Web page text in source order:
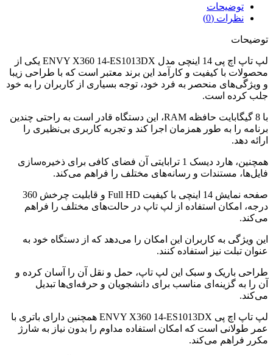
توضیحات
نظرات (0)
توضیحات
لپ تاپ اچ پی 14 اینچی مدل ENVY X360 14-ES1013DX یکی از
محصولات با کیفیت و کارآمد این برند معتبر است که با طراحی زیبا
و ویژگی‌های منحصر به فرد خود، توجه بسیاری از کاربران را به خود
جلب کرده است.
با 8 گیگابایت حافظه RAM، این دستگاه قادر است به راحتی چندین
برنامه را به طور همزمان اجرا کند و تجربه کاربری بی‌نظیری را
ارائه دهد.
همچنین، هارد دیسک 1 ترابایتی آن فضای کافی برای ذخیره‌سازی
فایل‌ها، مستندات و رسانه‌های مختلف را فراهم می‌کند.
صفحه نمایش 14 اینچی با کیفیت Full HD و قابلیت چرخش 360
درجه، امکان استفاده از لپ تاپ در حالت‌های مختلف را فراهم
می‌کند.
این ویژگی به کاربران این امکان را می‌دهد که از دستگاه خود به
عنوان تبلت نیز استفاده کنند.
طراحی باریک و سبک این لپ تاپ، حمل و نقل آن را آسان کرده و
آن را به گزینه‌ای مناسب برای دانشجویان و حرفه‌ای‌ها تبدیل
می‌کند.
لپ تاپ اچ پی ENVY X360 14-ES1013DX همچنین دارای باتری با
عمر طولانی است که امکان استفاده مداوم را بدون نیاز به شارژ
مکرر فراهم می‌کند.